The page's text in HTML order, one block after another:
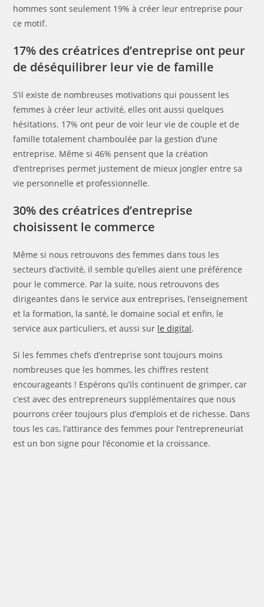
hommes sont seulement 19% à créer leur entreprise pour
ce motif.
17% des créatrices d’entreprise ont peur
de déséquilibrer leur vie de famille
S’il existe de nombreuses motivations qui poussent les
femmes à créer leur activité, elles ont aussi quelques
hésitations. 17% ont peur de voir leur vie de couple et de
famille totalement chamboulée par la gestion d’une
entreprise. Même si 46% pensent que la création
d’entreprises permet justement de mieux jongler entre sa
vie personnelle et professionnelle.
30% des créatrices d’entreprise
choisissent le commerce
Même si nous retrouvons des femmes dans tous les
secteurs d’activité, il semble qu’elles aient une préférence
pour le commerce. Par la suite, nous retrouvons des
dirigeantes dans le service aux entreprises, l’enseignement
et la formation, la santé, le domaine social et enfin, le
service aux particuliers, et aussi sur le digital.
Si les femmes chefs d’entreprise sont toujours moins
nombreuses que les hommes, les chiffres restent
encourageants ! Espérons qu’ils continuent de grimper, car
c’est avec des entrepreneurs supplémentaires que nous
pourrons créer toujours plus d’emplois et de richesse. Dans
tous les cas, l’attirance des femmes pour l’entrepreneuriat
est un bon signe pour l’économie et la croissance.